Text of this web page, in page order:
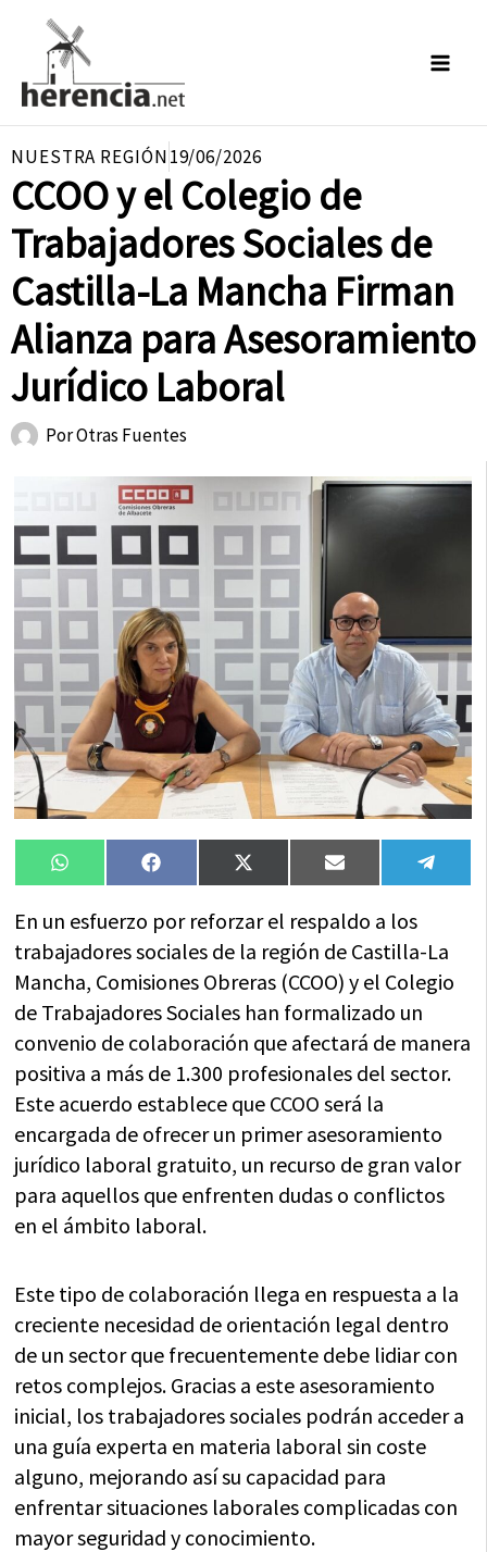
contenido
NUESTRA REGIÓN19/06/2026
CCOO y el Colegio de
Trabajadores Sociales de
Castilla-La Mancha Firman
Alianza para Asesoramiento
Jurídico Laboral
PorOtras Fuentes
Compartir
en
WhatsAppCompartir
en
FacebookCompartir
en
X
(Twitter)
Compartir
en
Email
en
En un esfuerzo por reforzar el respaldo a los
trabajadores sociales de la región de Castilla-La
Mancha, Comisiones Obreras (CCOO) y el Colegio
de Trabajadores Sociales han formalizado un
convenio de colaboración que afectará de manera
positiva a más de 1.300 profesionales del sector.
Este acuerdo establece que CCOO será la
encargada de ofrecer un primer asesoramiento
jurídico laboral gratuito, un recurso de gran valor
para aquellos que enfrenten dudas o conflictos
en el ámbito laboral.
Este tipo de colaboración llega en respuesta a la
creciente necesidad de orientación legal dentro
de un sector que frecuentemente debe lidiar con
retos complejos. Gracias a este asesoramiento
inicial, los trabajadores sociales podrán acceder a
una guía experta en materia laboral sin coste
alguno, mejorando así su capacidad para
enfrentar situaciones laborales complicadas con
mayor seguridad y conocimiento.